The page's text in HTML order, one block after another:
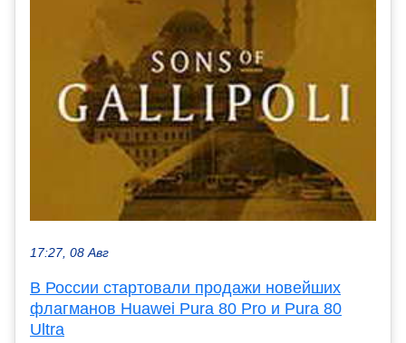
17:27, 08 Авг
В России стартовали продажи новейших
флагманов Huawei Pura 80 Pro и Pura 80
Ultra